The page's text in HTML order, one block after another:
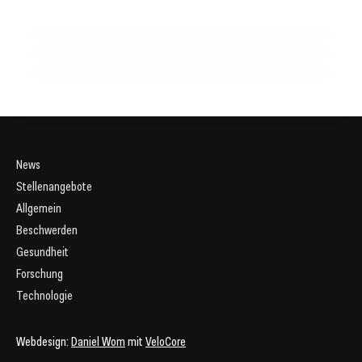
News
Stellenangebote
Allgemein
Beschwerden
Gesundheit
Forschung
Technologie
Webdesign:Daniel WommitVeloCore